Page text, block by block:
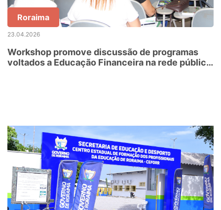
Roraima
23.04.2026
Workshop promove discussão de programas
voltados a Educação Financeira na rede pública